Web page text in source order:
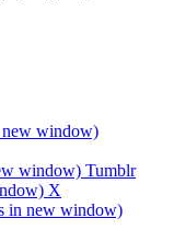
new window)
window) Tumblr
X
in new window)